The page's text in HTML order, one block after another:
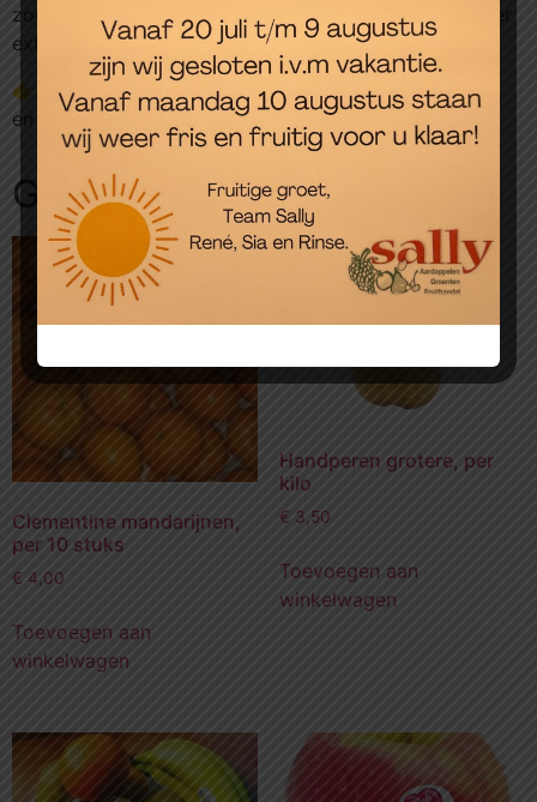
zodat je eenvoudig kunt genieten van vers fruit zonder
extra moeite.
👉 Bestel deze Hollandse aardbeien eenvoudig online
en maak fruit bestellen slim en voordelig.
Gerelateerde producten
Clementine mandarijnen,
per 10 stuks
€ 4,00
Toevoegen aan
winkelwagen
Handperen grotere, per
kilo
€ 3,50
Toevoegen aan
winkelwagen